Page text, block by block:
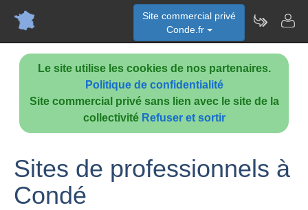
Le site utilise les cookies de nos partenaires.
Politique de confidentialité
Site commercial privé sans lien avec le site de la
collectivité Refuser et sortir
Site commercial privé
Conde.fr
Sites de professionnels à
Condé